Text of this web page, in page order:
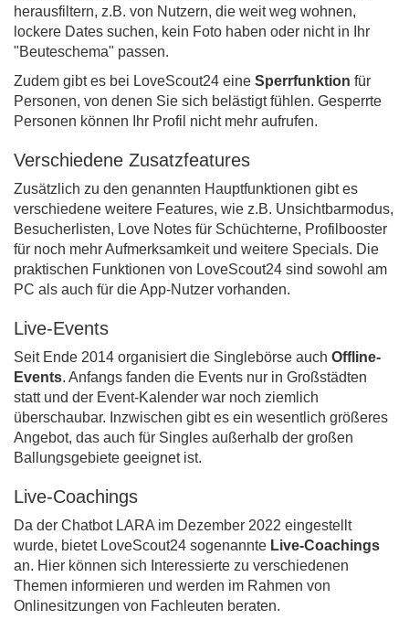
herausfiltern, z.B. von Nutzern, die weit weg wohnen,
lockere Dates suchen, kein Foto haben oder nicht in Ihr
"Beuteschema" passen.
Zudem gibt es bei LoveScout24 eine Sperrfunktion für
Personen, von denen Sie sich belästigt fühlen. Gesperrte
Personen können Ihr Profil nicht mehr aufrufen.
Verschiedene Zusatzfeatures
Zusätzlich zu den genannten Hauptfunktionen gibt es
verschiedene weitere Features, wie z.B. Unsichtbarmodus,
Besucherlisten, Love Notes für Schüchterne, Profilbooster
für noch mehr Aufmerksamkeit und weitere Specials. Die
praktischen Funktionen von LoveScout24 sind sowohl am
PC als auch für die App-Nutzer vorhanden.
Live-Events
Seit Ende 2014 organisiert die Singlebörse auch Offline-
Events. Anfangs fanden die Events nur in Großstädten
statt und der Event-Kalender war noch ziemlich
überschaubar. Inzwischen gibt es ein wesentlich größeres
Angebot, das auch für Singles außerhalb der großen
Ballungsgebiete geeignet ist.
Live-Coachings
Da der Chatbot LARA im Dezember 2022 eingestellt
wurde, bietet LoveScout24 sogenannte Live-Coachings
an. Hier können sich Interessierte zu verschiedenen
Themen informieren und werden im Rahmen von
Onlinesitzungen von Fachleuten beraten.